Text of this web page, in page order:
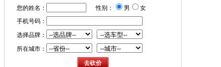
您的姓名： 性别： 男
女
手机号码：
选择品牌：
所在城市：